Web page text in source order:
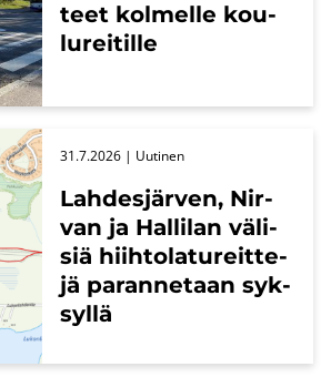
teet kol­mel­le kou­
lu­rei­til­le
Lah­des­jär­ven, Nir­
van ja Hal­li­lan vä­li­
siä hiih­to­la­tu­reit­te­
jä pa­ran­ne­taan syk­
syl­lä
31.7.2026 | Uu­ti­nen